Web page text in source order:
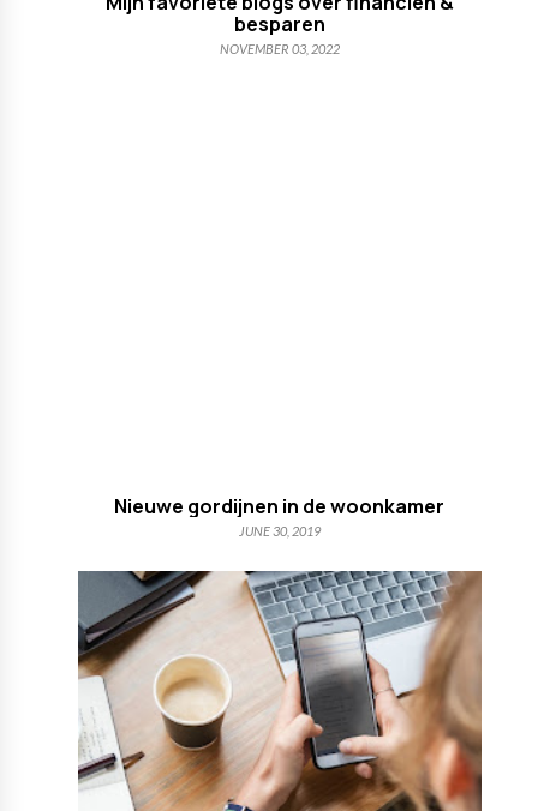
besparen
NOVEMBER 03, 2022
Nieuwe gordijnen in de woonkamer
JUNE 30, 2019